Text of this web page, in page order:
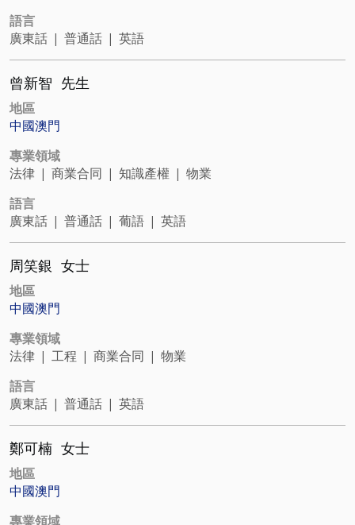
語言
廣東話 | 普通話 | 英語
曾新智 先生
地區
中國澳門
專業領域
法律 | 商業合同 | 知識產權 | 物業
語言
廣東話 | 普通話 | 葡語 | 英語
周笑銀 女士
地區
中國澳門
專業領域
法律 | 工程 | 商業合同 | 物業
語言
廣東話 | 普通話 | 英語
鄭可楠 女士
地區
中國澳門
專業領域